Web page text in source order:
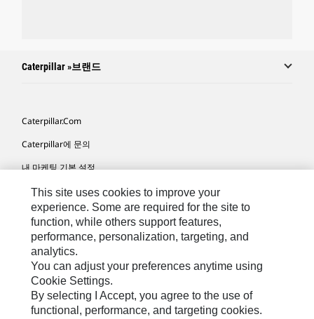
Caterpillar »브랜드
Caterpillar.com
Caterpillar에 문의
내 마케팅 기본 설정
사이트 맵
Cookie Settings
법적 고지
개인정보취급방침
위치정보 이용약관
This site uses cookies to improve your
experience. Some are required for the site to
function, while others support features,
performance, personalization, targeting, and
analytics.
You can adjust your preferences anytime using
Cookie Settings.
By selecting I Accept, you agree to the use of
functional, performance, and targeting cookies.